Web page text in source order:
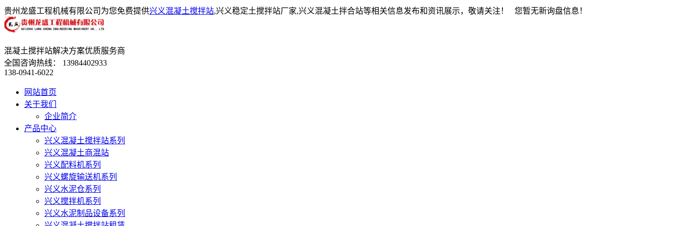
贵州龙盛工程机械有限公司为您免费提供兴义混凝土搅拌站,兴义稳定土搅拌站厂家,兴义混凝土拌合站等相关信息发布和资讯展示，敬请关注！ 您暂无新询盘信息！
混凝土搅拌站解决方案优质服务商
全国咨询热线： 13984402933
138-0941-6022
网站首页
关于我们
企业简介
产品中心
兴义混凝土搅拌站系列
兴义混凝土商混站
兴义配料机系列
兴义螺旋输送机系列
兴义水泥仓系列
兴义搅拌机系列
兴义水泥制品设备系列